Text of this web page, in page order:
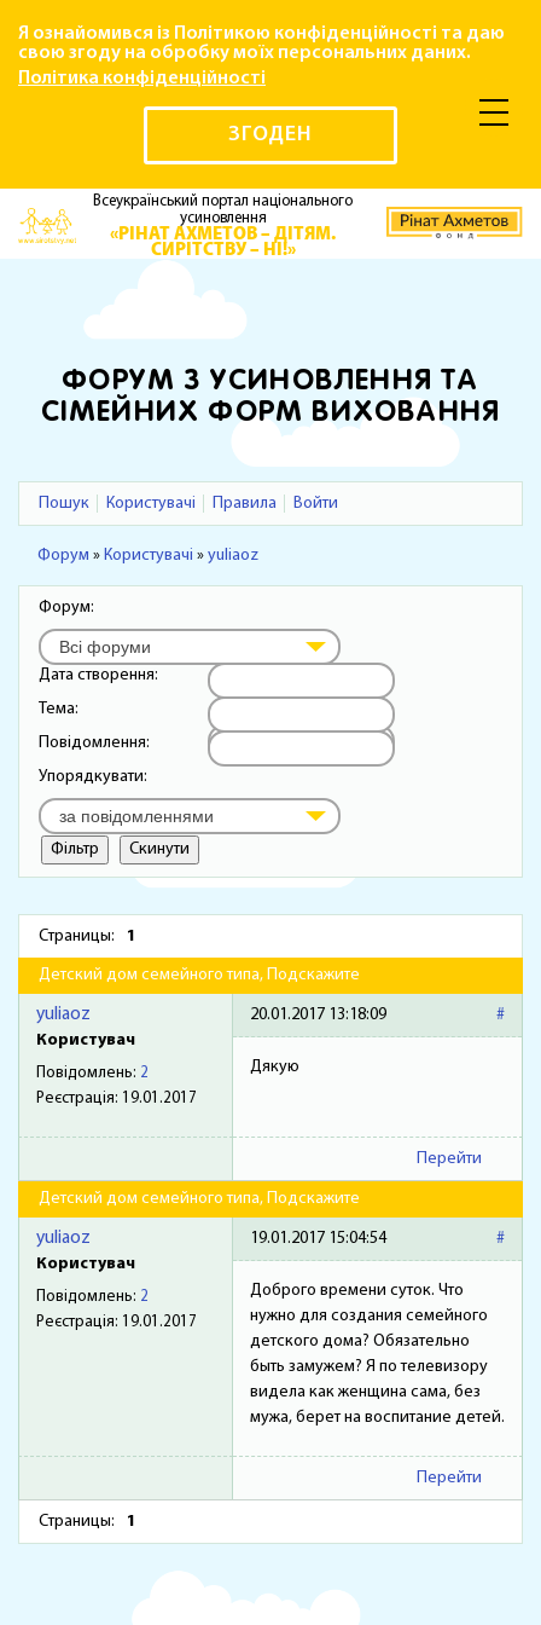
Я ознайомився із Політикою конфіденційності та даю
свою згоду на обробку моїх персональних даних.
Політика конфіденційності
ЗГОДЕН
Всеукраїнський портал національного
усиновлення
«РІНАТ АХМЕТОВ – ДІТЯМ.
СИРІТСТВУ – НІ!»
ФОРУМ З УСИНОВЛЕННЯ ТА
СІМЕЙНИХ ФОРМ ВИХОВАННЯ
Пошук Користувачі Правила Войти
Форум » Користувачі » yuliaoz
Форум:
Всі форуми
Дата створення:
…
Тема:
Повідомлення:
Упорядкувати:
за повідомленнями
Страницы: 1
Детский дом семейного типа, Подскажите
yuliaoz
Користувач
Повідомлень: 2
Реєстрація: 19.01.2017
#
20.01.2017 13:18:09
Дякую
Перейти
Детский дом семейного типа, Подскажите
yuliaoz
Користувач
Повідомлень: 2
Реєстрація:
19.01.2017
#
19.01.2017 15:04:54
Доброго времени суток. Что
нужно для создания семейного
детского дома? Обязательно
быть замужем? Я по телевизору
видела как женщина сама, без
мужа, берет на воспитание детей.
Перейти
Страницы: 1